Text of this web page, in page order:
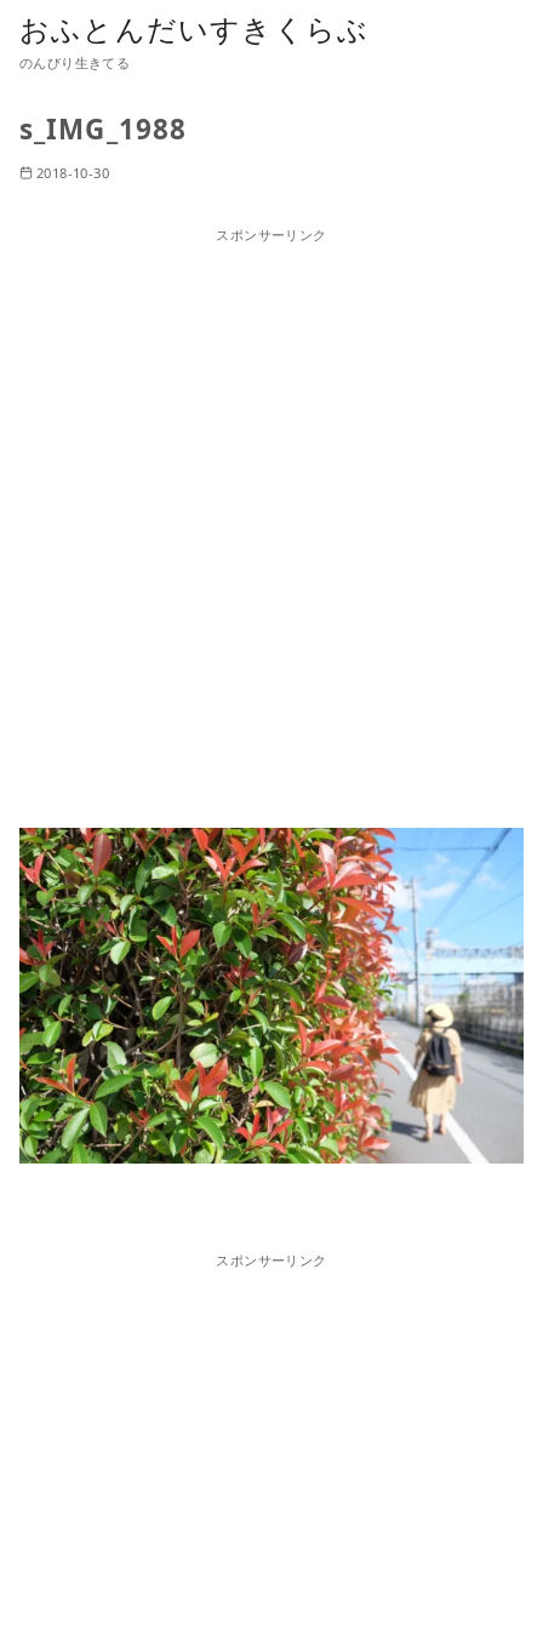
おふとんだいすきくらぶ
のんびり生きてる
s_IMG_1988
2018-10-30
スポンサーリンク
スポンサーリンク